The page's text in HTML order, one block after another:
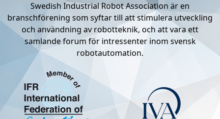
Swedish Industrial Robot Association är en
branschförening som syftar till att stimulera utveckling
och användning av robotteknik, och att vara ett
samlande forum för intressenter inom svensk
robotautomation.